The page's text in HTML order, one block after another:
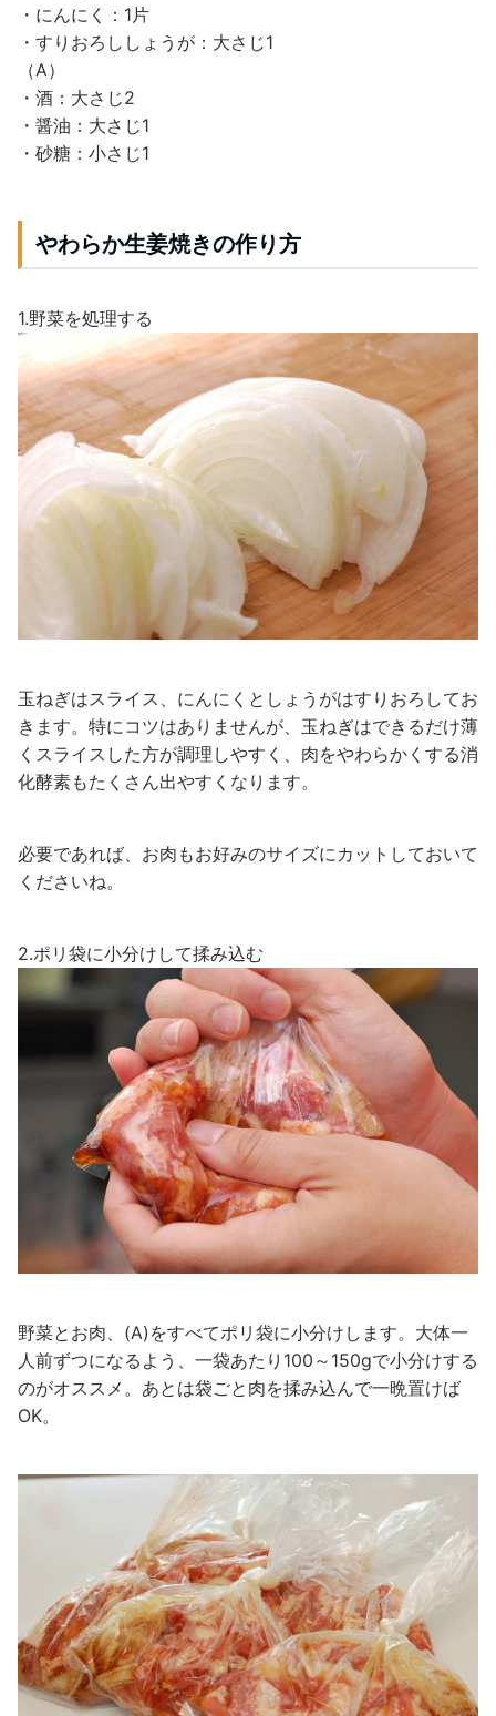
・にんにく：1片
・すりおろししょうが：大さじ1
（A）
・酒：大さじ2
・醤油：大さじ1
・砂糖：小さじ1
やわらか生姜焼きの作り方
1.野菜を処理する
玉ねぎはスライス、にんにくとしょうがはすりおろしてお
きます。特にコツはありませんが、玉ねぎはできるだけ薄
くスライスした方が調理しやすく、肉をやわらかくする消
化酵素もたくさん出やすくなります。
必要であれば、お肉もお好みのサイズにカットしておいて
くださいね。
2.ポリ袋に小分けして揉み込む
野菜とお肉、(A)をすべてポリ袋に小分けします。大体一
人前ずつになるよう、一袋あたり100～150gで小分けする
のがオススメ。あとは袋ごと肉を揉み込んで一晩置けば
OK。